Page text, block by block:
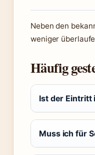
Neben den
weniger
Häufig
Ist der Eintritt
Muss ich für